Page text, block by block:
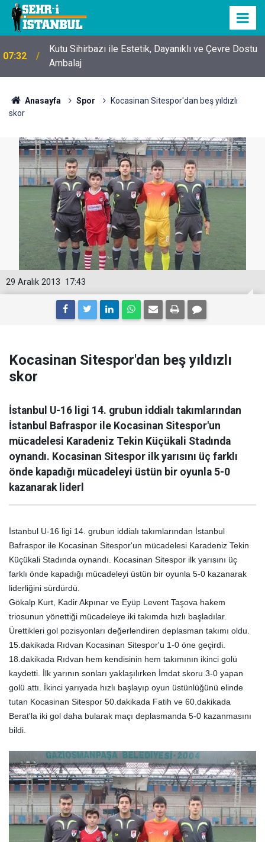
07:32
Kutu Sihirbazı ile Estetik, Dayanıklı ve Çevre Dostu
Ambalaj
Anasayfa Spor
Kocasinan Sitespor'dan beş yıldızlı
skor
17:43
29 Aralık 2013
Kocasinan Sitespor'dan beş yıldızlı
skor
İstanbul U-16 ligi 14. grubun iddialı takımlarından
İstanbul Bafraspor ile Kocasinan Sitespor'un
mücadelesi Karadeniz Tekin Küçükali Stadında
oynandı. Kocasinan Sitespor ilk yarısını üç farklı
önde kapadığı mücadeleyi üstün bir oyunla 5-0
kazanarak liderl
İstanbul U-16 ligi 14. grubun iddialı takımlarından İstanbul
Bafraspor ile Kocasinan Sitespor'un mücadelesi Karadeniz Tekin
Küçükali Stadında oynandı. Kocasinan Sitespor ilk yarısını üç
farklı önde kapadığı mücadeleyi üstün bir oyunla 5-0 kazanarak
liderliğini sürdürdü.
Gökalp Kurt, Kadir Akpınar ve Eyüp Levent Taşova hakem
triosunun yönettiği mücadeleye iki takımda hızlı başladılar.
Ürettikleri gol pozisyonları değerlendiren deplasman takımı oldu.
15.dakikada Rıdvan Kocasinan Sitespor'u 1-0 öne geçirdi.
18.dakikada Rıdvan hem kendisinin hem takımının ikinci golü
kaydetti. İlk yarının sonları yaklaşılırken İmdat skoru 3-0 yapan
golü attı. İkinci yarıyada hızlı başlayıp oyun üstünlüğünü elinde
tutan Kocasinan Sitespor 50.dakikada Fatih ve 60.dakikada
Berat'la iki gol daha bularak maçı deplasmanda 5-0 kazanmasını
bildi.